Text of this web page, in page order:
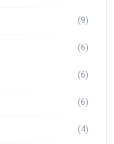
(9)
(6)
(6)
(6)
(4)